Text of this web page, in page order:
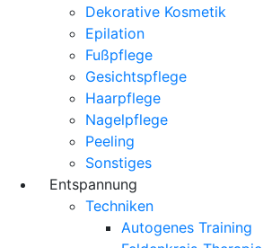
Dekorative Kosmetik
Epilation
Fußpflege
Gesichtspflege
Haarpflege
Nagelpflege
Peeling
Sonstiges
Entspannung
Techniken
Autogenes Training